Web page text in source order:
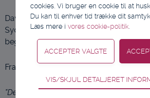
Daværende Det Sociale Nævn i
Syddanmark har i en afgørelse taget
begrebet ”meget nær tilknytning” skal
Fra afgørelsen:
”Det er nævnets vurdering, at personer
cookies. Vi bruger en cookie til at
Du kan til enhver tid trække dit
Læs mere i vores cookie-politik
Teknisk
Tekniske cookies er nødvendige for
VIS/SKJUL DETALJERET